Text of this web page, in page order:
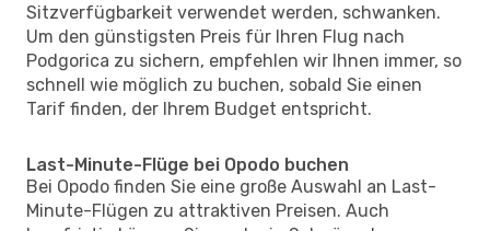
Sitzverfügbarkeit verwendet werden, schwanken.
Um den günstigsten Preis für Ihren Flug nach
Podgorica zu sichern, empfehlen wir Ihnen immer, so
schnell wie möglich zu buchen, sobald Sie einen
Tarif finden, der Ihrem Budget entspricht.
Last-Minute-Flüge bei Opodo buchen
Bei Opodo finden Sie eine große Auswahl an Last-
Minute-Flügen zu attraktiven Preisen. Auch